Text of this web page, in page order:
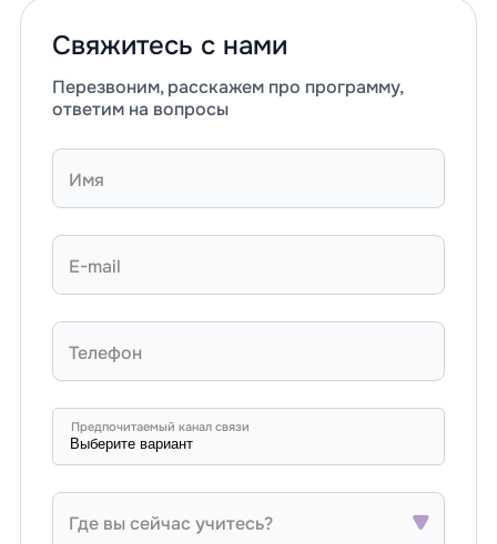
Свяжитесь с нами
Перезвоним, расскажем про программу,
ответим на вопросы
Имя
E-mail
Телефон
Предпочитаемый канал связи
Где вы сейчас учитесь?